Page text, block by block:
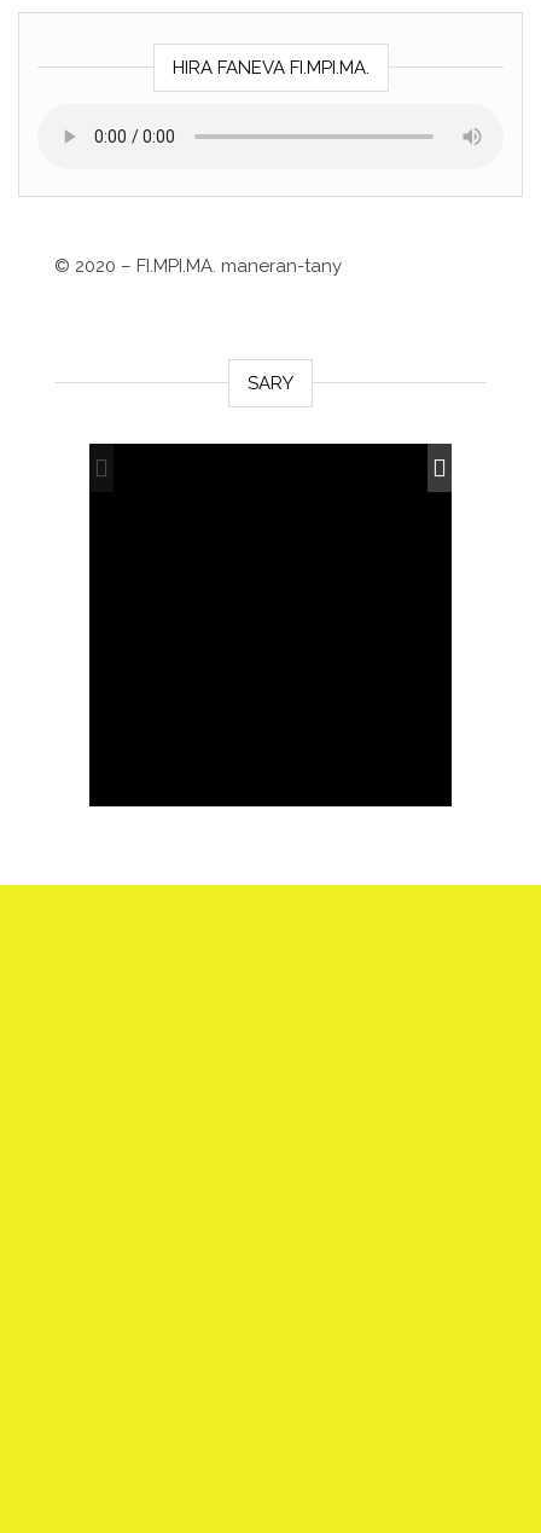
HIRA FANEVA FI.MPI.MA.
© 2020 – FI.MPI.MA. maneran-tany
SARY